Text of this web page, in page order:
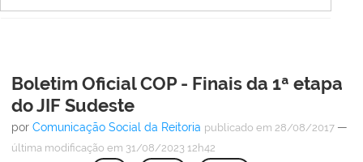
Boletim Oficial COP - Finais da 1ª etapa
do JIF Sudeste
por Comunicação Social da Reitoria publicado em 28/08/2017 —
última modificação em 31/08/2023 12h42